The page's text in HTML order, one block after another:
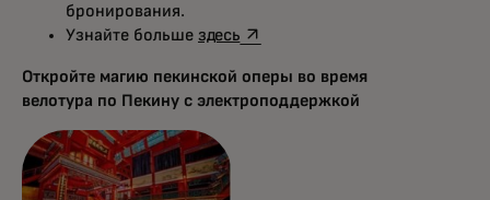
бронирования.
Узнайте больше здесьopens in a new tab
Откройте магию пекинской оперы во время
велотура по Пекину с электроподдержкой